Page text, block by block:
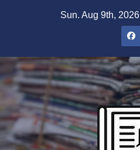
Sun. Aug 9th, 2026